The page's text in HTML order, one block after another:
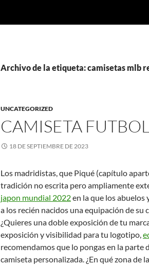
Archivo de la etiqueta: camisetas mlb
UNCATEGORIZED
CAMISETA
18 DE SEPTIEMBRE DE 2023
Los madridistas, que Piqué (capítulo
tradición no escrita pero ampliamente
japon mundial 2022en la que los
a los recién nacidos una equipación de
¿Quieres una doble exposición de tu
exposición y visibilidad para tu logotipo,
recomendamos que lo pongas en la parte
camiseta personalizada. ¿En qué zona de